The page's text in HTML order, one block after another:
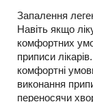
Запалення
Навіть якщо
комфортних
приписи
комфортні
виконання
переносячи